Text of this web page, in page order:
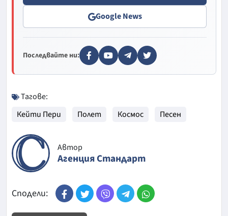
Google News
Последвайте ни:
Тагове:
Кейти Пери
Полет Космос Песен
Автор
Агенция Стандарт
Сподели: